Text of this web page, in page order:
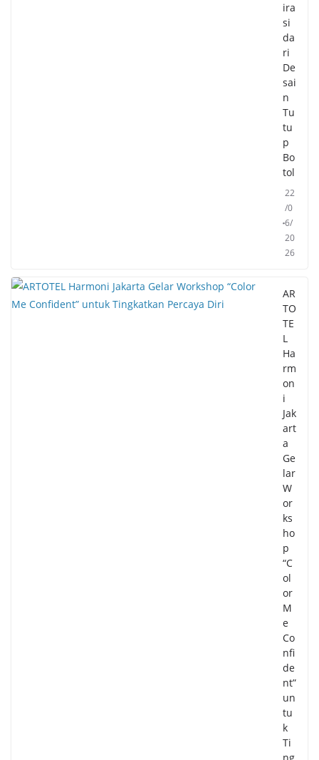
ira
si
da
ri
De
sai
n
Tu
tu
p
Bo
tol
22
/0
6/
20
26
AR
TO
TE
L
Ha
rm
on
i
Jak
art
a
Ge
lar
W
or
ks
ho
p
“C
ol
or
M
e
Co
nfi
de
nt”
un
tu
k
Ti